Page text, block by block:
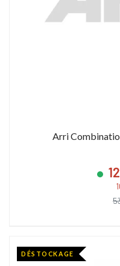
Arri
DÉSTOCKAGE